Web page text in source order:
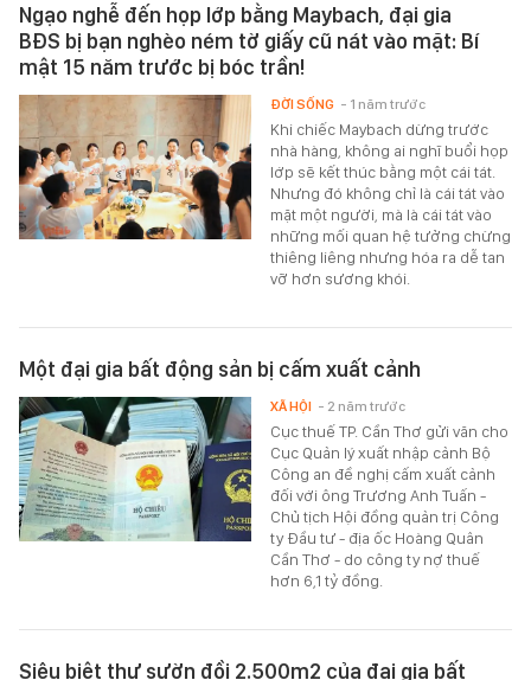
Ngạo nghễ đến họp lớp bằng Maybach, đại gia
BĐS bị bạn nghèo ném tờ giấy cũ nát vào mặt: Bí
mật 15 năm trước bị bóc trần!
Khi chiếc Maybach dừng trước
nhà hàng, không ai nghĩ buổi họp
lớp sẽ kết thúc bằng một cái tát.
Nhưng đó không chỉ là cái tát vào
mặt một người, mà là cái tát vào
những mối quan hệ tưởng chừng
thiêng liêng nhưng hóa ra dễ tan
vỡ hơn sương khói.
ĐỜI SỐNG - 1 năm trước
Một đại gia bất động sản bị cấm xuất cảnh
Cục thuế TP. Cần Thơ gửi văn cho
Cục Quản lý xuất nhập cảnh Bộ
Công an đề nghị cấm xuất cảnh
đối với ông Trương Anh Tuấn -
Chủ tịch Hội đồng quản trị Công
ty Đầu tư - địa ốc Hoàng Quân
Cần Thơ - do công ty nợ thuế
hơn 6,1 tỷ đồng.
XÃ HỘI - 2 năm trước
Siêu biệt thự sườn đồi 2.500m2 của đại gia bất